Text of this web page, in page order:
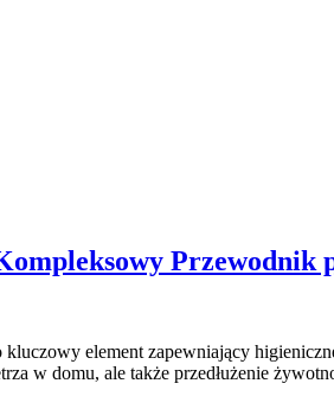
Przewodnik
element zapewniający
w domu, ale także przedłużenie